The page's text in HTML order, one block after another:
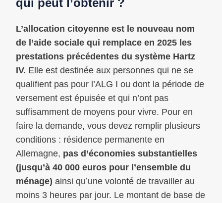
qui peut l’obtenir ?
L’allocation citoyenne est le nouveau nom
de l’aide sociale qui remplace en 2025 les
prestations précédentes du système Hartz
IV. Elle est destinée aux personnes qui ne se
qualifient pas pour l’ALG I ou dont la période de
versement est épuisée et qui n’ont pas
suffisamment de moyens pour vivre. Pour en
faire la demande, vous devez remplir plusieurs
conditions : résidence permanente en
Allemagne, pas d’économies substantielles
(jusqu’à 40 000 euros pour l’ensemble du
ménage) ainsi qu’une volonté de travailler au
moins 3 heures par jour. Le montant de base de